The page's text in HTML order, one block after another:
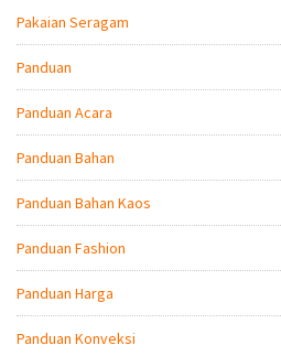
Pakaian Seragam
Panduan
Panduan Acara
Panduan Bahan
Panduan Bahan Kaos
Panduan Fashion
Panduan Harga
Panduan Konveksi